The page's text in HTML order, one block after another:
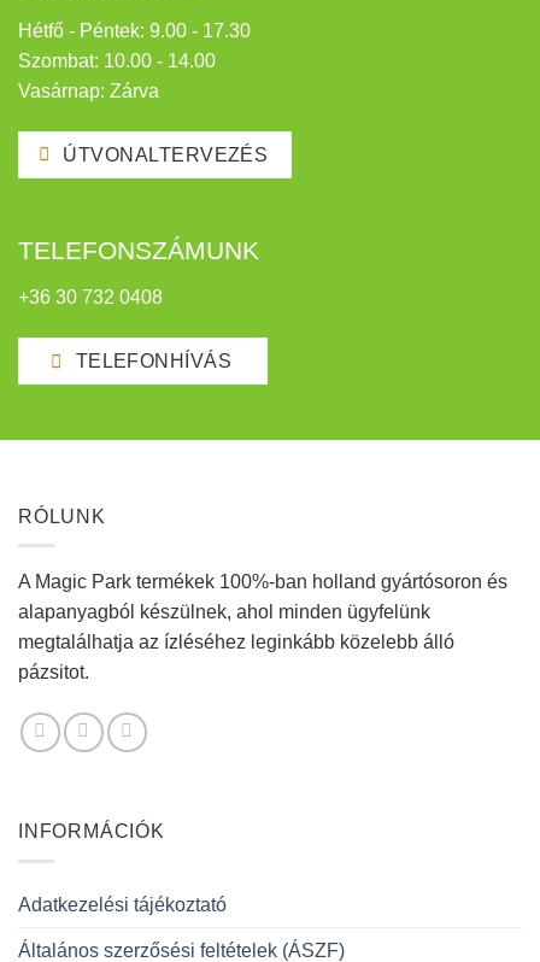
Hétfő - Péntek: 9.00 - 17.30
Szombat: 10.00 - 14.00
Vasárnap: Zárva
ÚTVONALTERVEZÉS
TELEFONSZÁMUNK
+36 30 732 0408
TELEFONHÍVÁS
RÓLUNK
A Magic Park termékek 100%-ban holland gyártósoron és
alapanyagból készülnek, ahol minden ügyfelünk
megtalálhatja az ízléséhez leginkább közelebb álló
pázsitot.
INFORMÁCIÓK
Adatkezelési tájékoztató
Általános szerzősési feltételek (ÁSZF)